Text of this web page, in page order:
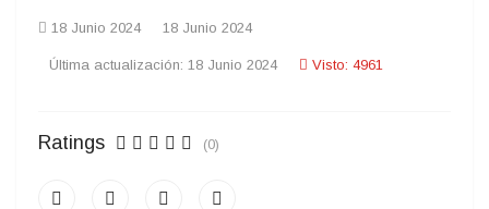
18 Junio 2024 18 Junio 2024
Última actualización: 18 Junio 2024 Visto: 4961
Ratings (0)